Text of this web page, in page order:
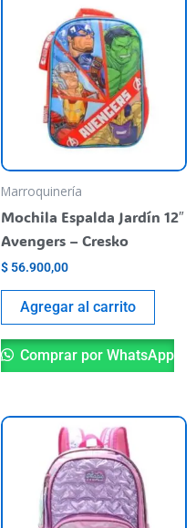
Marroquinería
Mochila Espalda Jardín 12″
Avengers – Cresko
$ 56.900,00
Agregar al carrito
Comprar por WhatsApp